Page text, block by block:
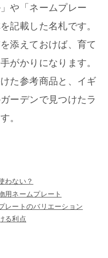
や「ネームプレー
記載した名札です。
添えておけば、育て
がかりになります。
た参考商品と、イギ
ーデンで見つけたラ
。
わない？
用ネームプレート
レートのバリエーション
る利点